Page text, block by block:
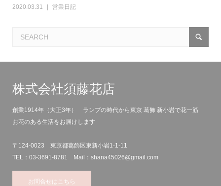
2020.03.31 営業日記
株式会社須藤花店
創業1914年（大正3年） ランプの時代から東京 葛飾 新小岩で花一筋
お花のある生活をお届けします
〒124-0023 東京都葛飾区東新小岩1-1-11
TEL：03-3691-8781 Mail：shana45026@gmail.com
お問合せはこちら